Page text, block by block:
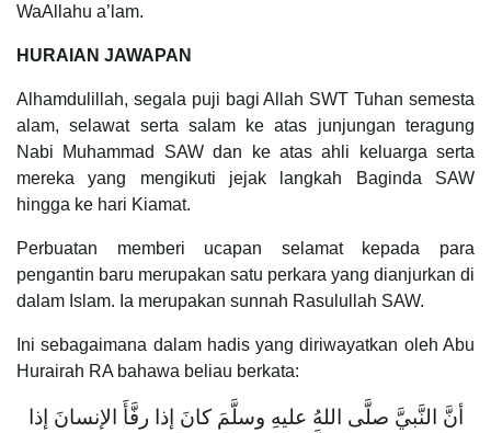
WaAllahu a’lam.
HURAIAN JAWAPAN
Alhamdulillah, segala puji bagi Allah SWT Tuhan semesta
alam, selawat serta salam ke atas junjungan teragung
Nabi Muhammad SAW dan ke atas ahli keluarga serta
mereka yang mengikuti jejak langkah Baginda SAW
hingga ke hari Kiamat.
Perbuatan memberi ucapan selamat kepada para
pengantin baru merupakan satu perkara yang dianjurkan di
dalam Islam. Ia merupakan sunnah Rasulullah SAW.
Ini sebagaimana dalam hadis yang diriwayatkan oleh Abu
Hurairah RA bahawa beliau berkata:
أنَّ النَّبيَّ صلَّى اللهُ عليهِ وسلَّمَ كانَ إذا رفَّأَ الإنسانَ إذا